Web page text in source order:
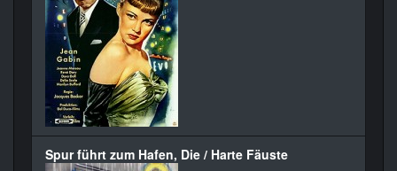
Spur führt zum Hafen, Die / Harte Fäuste